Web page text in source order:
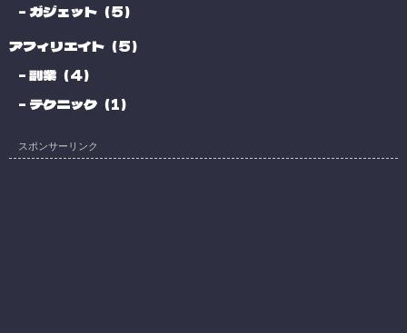
ガジェット（5）
アフィリエイト（5）
副業（4）
テクニック（1）